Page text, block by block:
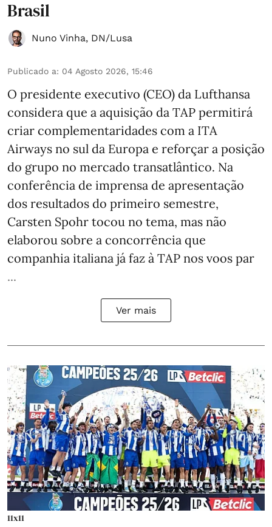
Brasil
Nuno Vinha, DN/Lusa
Publicado a: 04 Agosto 2026, 15:46
O presidente executivo (CEO) da Lufthansa
considera que a aquisição da TAP permitirá
criar complementaridades com a ITA
Airways no sul da Europa e reforçar a posição
do grupo no mercado transatlântico. Na
conferência de imprensa de apresentação
dos resultados do primeiro semestre,
Carsten Spohr tocou no tema, mas não
elaborou sobre a concorrência que
companhia italiana já faz à TAP nos voos par
...
Ver mais
11x11